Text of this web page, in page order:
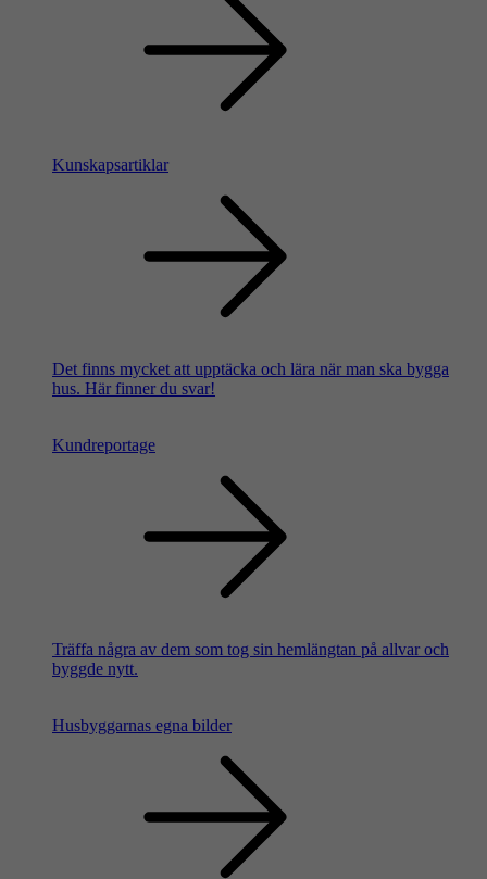
Kunskapsartiklar
Det finns mycket att upptäcka och lära när man ska bygga
hus. Här finner du svar!
Kundreportage
Träffa några av dem som tog sin hemlängtan på allvar och
byggde nytt.
Husbyggarnas egna bilder